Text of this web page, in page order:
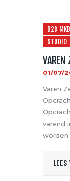
B2B MKB
STUDIO
VAREN
01/07/
Varen
varend
worden
LEES